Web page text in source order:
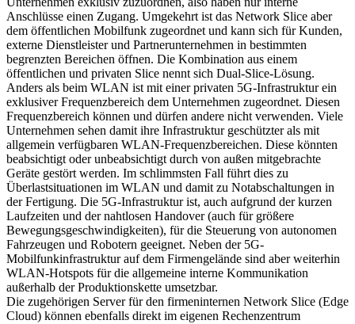
Anschlüsse einen Zugang. Umgekehrt ist das Network Slice aber
dem öffentlichen Mobilfunk zugeordnet und kann sich für Kunden,
externe Dienstleister und Partnerunternehmen in bestimmten
begrenzten Bereichen öffnen. Die Kombination aus einem
öffentlichen und privaten Slice nennt sich Dual-Slice-Lösung.
Anders als beim WLAN ist mit einer privaten 5G-Infrastruktur ein
exklusiver Frequenzbereich dem Unternehmen zugeordnet. Diesen
Frequenzbereich können und dürfen andere nicht verwenden. Viele
Unternehmen sehen damit ihre Infrastruktur geschützter als mit
allgemein verfügbaren WLAN-Frequenzbereichen. Diese könnten
beabsichtigt oder unbeabsichtigt durch von außen mitgebrachte
Geräte gestört werden. Im schlimmsten Fall führt dies zu
Überlastsituationen im WLAN und damit zu Notabschaltungen in
der Fertigung. Die 5G-Infrastruktur ist, auch aufgrund der kurzen
Laufzeiten und der nahtlosen Handover (auch für größere
Bewegungsgeschwindigkeiten), für die Steuerung von autonomen
Fahrzeugen und Robotern geeignet. Neben der 5G-
Mobilfunkinfrastruktur auf dem Firmengelände sind aber weiterhin
WLAN-Hotspots für die allgemeine interne Kommunikation
außerhalb der Produktionskette umsetzbar.
Die zugehörigen Server für den firmeninternen Network Slice (Edge
Cloud) können ebenfalls direkt im eigenen Rechenzentrum